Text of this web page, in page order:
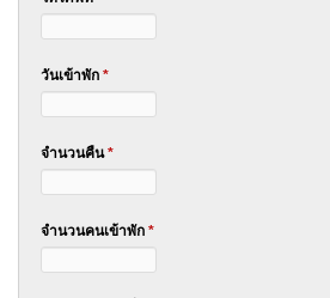
วันเข้าพัก *
จำนวนคืน*
จำนวนคนเข้าพัก *